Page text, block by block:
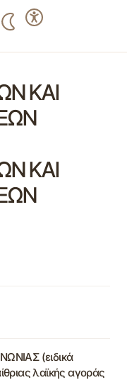
ΚΑΙ
ΚΑΙ
(ειδικά
λαϊκής αγοράς